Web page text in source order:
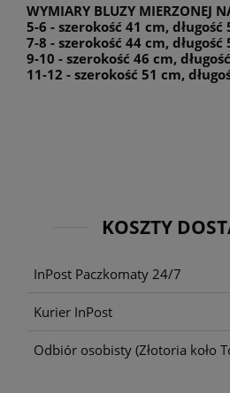
WYMIARY BLUZY MIERZONEJ
5-6 - szerokość 41 cm, długość
7-8 - szerokość 44 cm, długość
9-10 - szerokość 46 cm,
11-12 - szerokość 51 cm,
KOSZTY
InPost Paczkomaty 24/7
Kurier InPost
Odbiór osobisty (Złotoria koło